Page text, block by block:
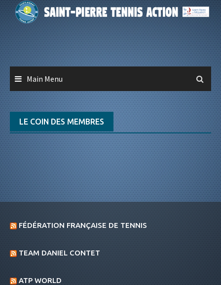
content
Main Menu
LE COIN DES MEMBRES
FÉDÉRATION FRANÇAISE DE TENNIS
TEAM DANIEL CONTET
ATP WORLD